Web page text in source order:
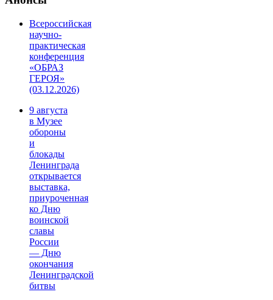
Всероссийская
научно-
практическая
конференция
«ОБРАЗ
ГЕРОЯ»
(03.12.2026)
9 августа
в Музее
обороны
и
блокады
Ленинграда
открывается
выставка,
приуроченная
ко Дню
воинской
славы
России
— Дню
окончания
Ленинградской
битвы